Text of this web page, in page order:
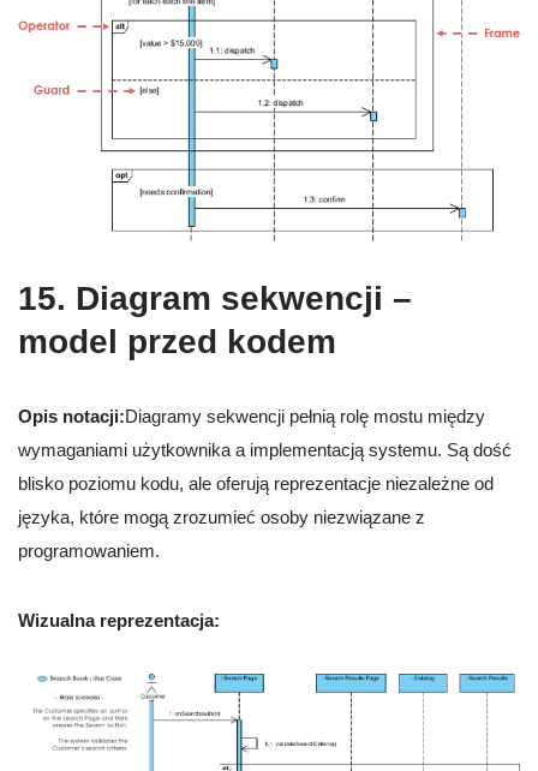
15. Diagram sekwencji –
model przed kodem
Opis notacji:Diagramy sekwencji pełnią rolę mostu między
wymaganiami użytkownika a implementacją systemu. Są dość
blisko poziomu kodu, ale oferują reprezentacje niezależne od
języka, które mogą zrozumieć osoby niezwiązane z
programowaniem.
Wizualna reprezentacja: